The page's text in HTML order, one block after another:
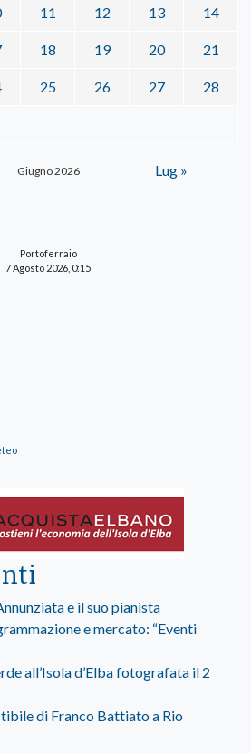
Giugno 2026
11 12 13 14
18 19 20 21
25 26 27 28
Lug »
Portoferraio
7 Agosto 2026, 0:15
e il suo pianista
e mercato: “Eventi
all’Isola d’Elba fotografata il 2
di Franco Battiato a Rio